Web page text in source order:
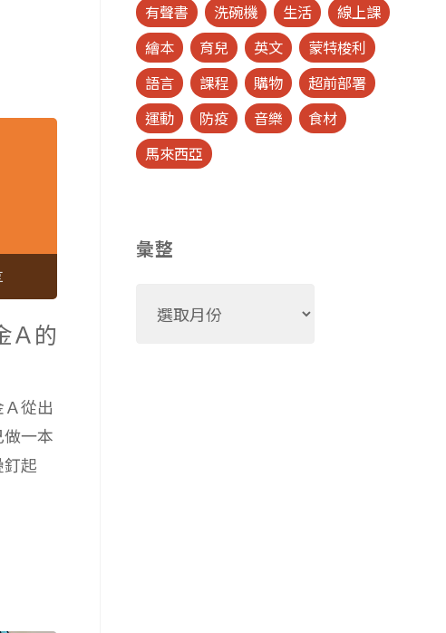
Ａ的
從出
一本
起
有聲書
洗碗機 生活
線上課
繪本
育兒 英文
蒙特梭利
語言
課程 購物
超前部署
運動
防疫 音樂
食材
馬來西亞
彙整